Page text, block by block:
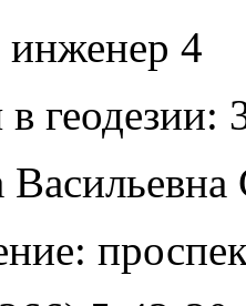
инженер 4
геодезии:
Васильевна